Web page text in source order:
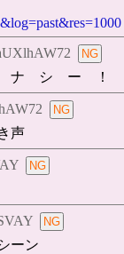
シ ー ！
声
ーン